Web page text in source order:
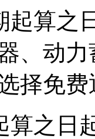
起算之
、动
择免
算之日